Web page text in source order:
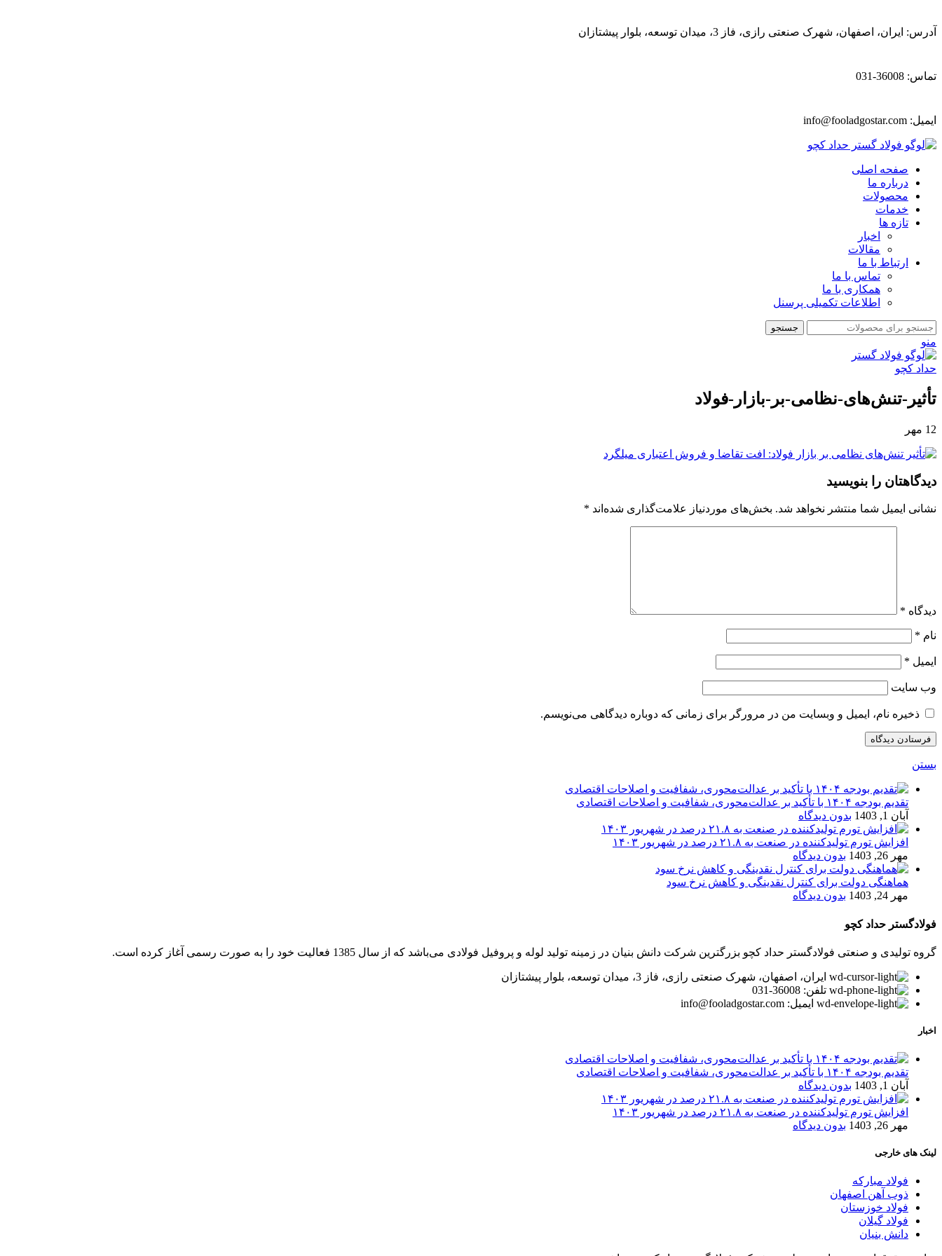
آدرس: ایران، اصفهان، شهرک صنعتی رازی، فاز 3، میدان توسعه، بلوار پیشتازان
تماس: 36008-031
ایمیل: info@fooladgostar.com
صفحه اصلی
درباره ما
محصولات
خدمات
تازه ها
اخبار
مقالات
ارتباط با ما
تماس با ما
همکاری با ما
اطلاعات تکمیلی پرسنل
جستجو
منو
تأثیر-تنش‌های-نظامی-بر-بازار-فولاد
12 مهر
دیدگاهتان را بنویسید
نشانی ایمیل شما منتشر نخواهد شد. بخش‌های موردنیاز علامت‌گذاری شده‌اند *
دیدگاه *
نام *
ایمیل *
وب‌ سایت
ذخیره نام، ایمیل و وبسایت من در مرورگر برای زمانی که دوباره دیدگاهی می‌نویسم.
بستن
تقدیم بودجه ۱۴۰۴ با تأکید بر عدالت‌محوری، شفافیت و اصلاحات اقتصادی
آبان 1, 1403
بدون دیدگاه
افزایش تورم تولیدکننده در صنعت به ۲۱.۸ درصد در شهریور ۱۴۰۳
مهر 26, 1403
بدون دیدگاه
هماهنگی دولت برای کنترل نقدینگی و کاهش نرخ سود
مهر 24, 1403
بدون دیدگاه
فولادگستر حداد کچو
گروه تولیدی و صنعتی فولادگستر حداد کچو بزرگترین شرکت دانش بنیان در زمینه تولید لوله و پروفیل فولادی می‌باشد که از سال 1385 فعالیت خود را به صورت رسمی آغاز کرده است.
ایران، اصفهان، شهرک صنعتی رازی، فاز 3، میدان توسعه، بلوار پیشتازان
تلفن: 36008-031
ایمیل: info@fooladgostar.com
اخبار
تقدیم بودجه ۱۴۰۴ با تأکید بر عدالت‌محوری، شفافیت و اصلاحات اقتصادی
آبان 1, 1403
بدون دیدگاه
افزایش تورم تولیدکننده در صنعت به ۲۱.۸ درصد در شهریور ۱۴۰۳
مهر 26, 1403
بدون دیدگاه
لینک های خارجی
فولاد مبارکه
ذوب آهن اصفهان
فولاد خوزستان
فولاد گیلان
دانش بنیان